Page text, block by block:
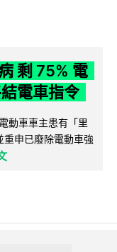
剩 75% 電
電車指令
動車車主患有「里
申已廢除電動車強